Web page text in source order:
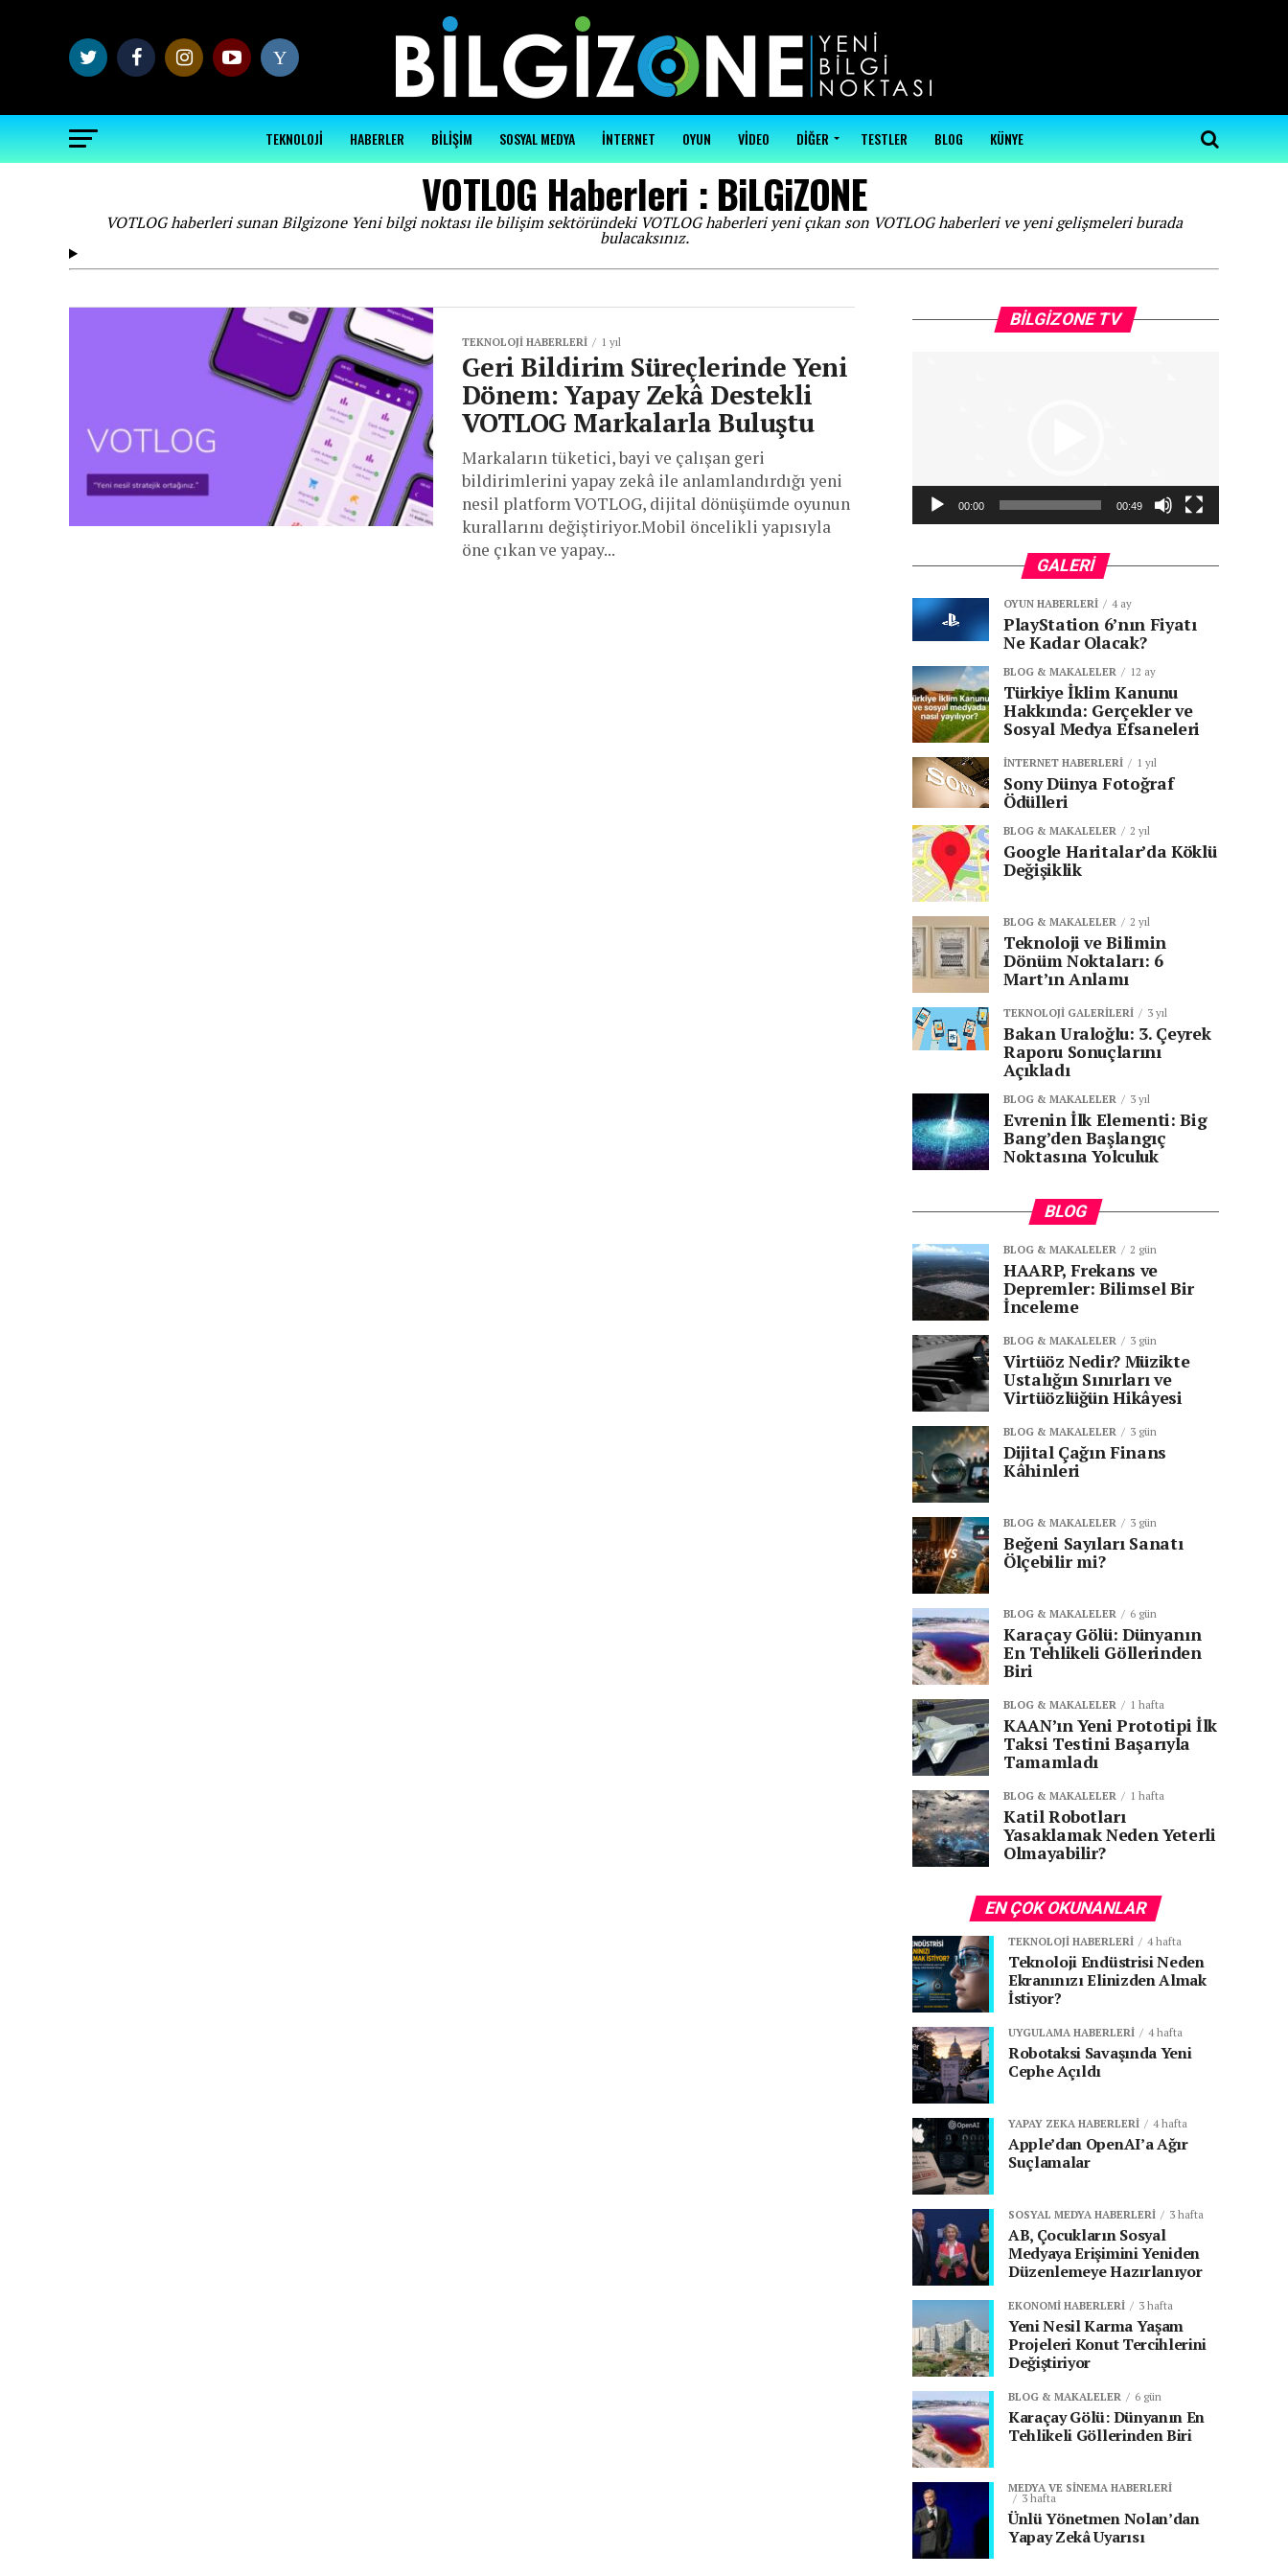
Y
TEKNOLOJİ HABERLER BİLİŞİM SOSYAL MEDYA İNTERNET OYUN VİDEO DİĞER TESTLER BLOG KÜNYE
VOTLOG Haberleri : BiLGiZONE
VOTLOG haberleri sunan Bilgizone Yeni bilgi noktası ile bilişim sektöründeki VOTLOG haberleri yeni çıkan son VOTLOG haberleri ve yeni gelişmeleri burada
bulacaksınız.
TEKNOLOJI HABERLERI 1 yıl
Geri Bildirim Süreçlerinde Yeni
Dönem: Yapay Zekâ Destekli
VOTLOG Markalarla Buluştu
Markaların tüketici, bayi ve çalışan geri
bildirimlerini yapay zekâ ile anlamlandırdığı yeni
nesil platform VOTLOG, dijital dönüşümde oyunun
kurallarını değiştiriyor.Mobil öncelikli yapısıyla
öne çıkan ve yapay...
BILGIZONE TV oynatıcı
00:00 00:49
GALERI
OYUN HABERLERI 4 ay
PlayStation 6’nın Fiyatı
Ne Kadar Olacak?
BLOG & MAKALELER 12 ay
Türkiye İklim Kanunu
Hakkında: Gerçekler ve
Sosyal Medya Efsaneleri
İNTERNET HABERLERI 1 yıl
Sony Dünya Fotoğraf
Ödülleri
BLOG & MAKALELER 2 yıl
Google Haritalar’da Köklü
Değişiklik
BLOG & MAKALELER 2 yıl
Teknoloji ve Bilimin
Dönüm Noktaları: 6
Mart’ın Anlamı
TEKNOLOJI GALERILERI 3 yıl
Bakan Uraloğlu: 3. Çeyrek
Raporu Sonuçlarını
Açıkladı
BLOG & MAKALELER 3 yıl
Evrenin İlk Elementi: Big
Bang’den Başlangıç
Noktasına Yolculuk
BLOG
BLOG & MAKALELER 2 gün
HAARP, Frekans ve
Depremler: Bilimsel Bir
İnceleme
BLOG & MAKALELER 3 gün
Virtüöz Nedir? Müzikte
Ustalığın Sınırları ve
Virtüözlüğün Hikâyesi
BLOG & MAKALELER 3 gün
Dijital Çağın Finans
Kâhinleri
BLOG & MAKALELER 3 gün
Beğeni Sayıları Sanatı
Ölçebilir mi?
BLOG & MAKALELER 6 gün
Karaçay Gölü: Dünyanın
En Tehlikeli Göllerinden
Biri
BLOG & MAKALELER 1 hafta
KAAN’ın Yeni Prototipi İlk
Taksi Testini Başarıyla
Tamamladı
BLOG & MAKALELER 1 hafta
Katil Robotları
Yasaklamak Neden Yeterli
Olmayabilir?
EN ÇOK OKUNANLAR
TEKNOLOJI HABERLERI 4 hafta
Teknoloji Endüstrisi Neden
Ekranınızı Elinizden Almak
İstiyor?
UYGULAMA HABERLERI 4 hafta
Robotaksi Savaşında Yeni
Cephe Açıldı
YAPAY ZEKA HABERLERI 4 hafta
Apple’dan OpenAI’a Ağır
Suçlamalar
SOSYAL MEDYA HABERLERI 3 hafta
AB, Çocukların Sosyal
Medyaya Erişimini Yeniden
Düzenlemeye Hazırlanıyor
EKONOMI HABERLERI 3 hafta
Yeni Nesil Karma Yaşam
Projeleri Konut Tercihlerini
Değiştiriyor
BLOG & MAKALELER 6 gün
Karaçay Gölü: Dünyanın En
Tehlikeli Göllerinden Biri
MEDYA VE SINEMA HABERLERI
3 hafta
Ünlü Yönetmen Nolan’dan
Yapay Zekâ Uyarısı